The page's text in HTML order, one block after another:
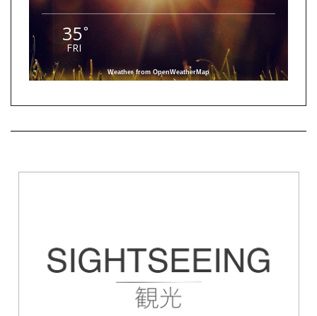
35°
FRI
Weather from OpenWeatherMap